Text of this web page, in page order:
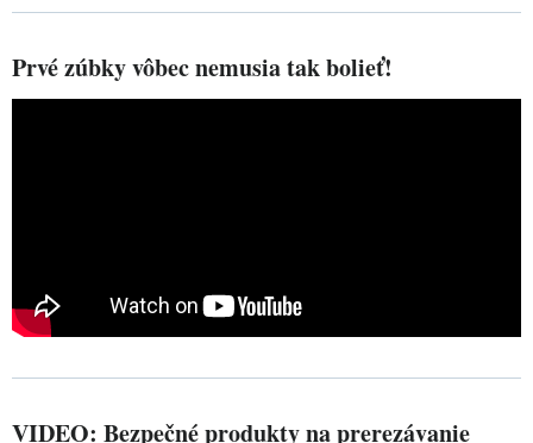
Prvé zúbky vôbec nemusia tak bolieť!
VIDEO: Bezpečné produkty na prerezávanie